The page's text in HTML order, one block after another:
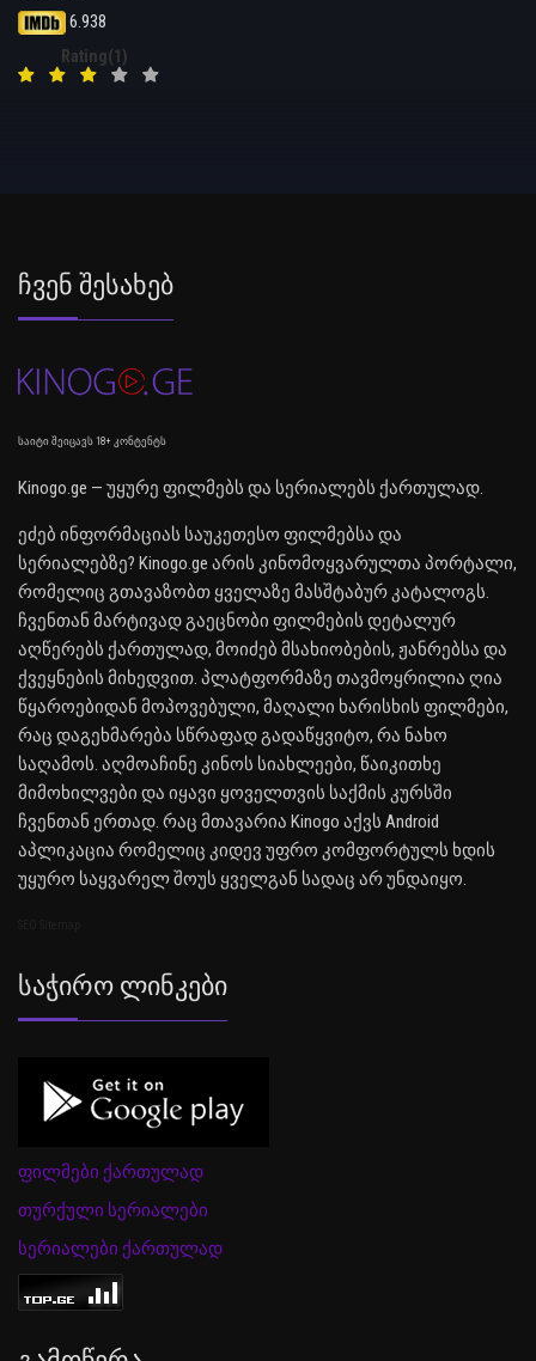
6.938
Rating(1)
Ჩვენ Შესახებ
საიტი შეიცავს 18+ კონტენტს
Kinogo.ge — უყურე ფილმებს და სერიალებს ქართულად.
ეძებ ინფორმაციას საუკეთესო ფილმებსა და
სერიალებზე? Kinogo.ge არის კინომოყვარულთა პორტალი,
რომელიც გთავაზობთ ყველაზე მასშტაბურ კატალოგს.
ჩვენთან მარტივად გაეცნობი ფილმების დეტალურ
აღწერებს ქართულად, მოიძებ მსახიობების, ჟანრებსა და
ქვეყნების მიხედვით. პლატფორმაზე თავმოყრილია ღია
წყაროებიდან მოპოვებული, მაღალი ხარისხის ფილმები,
რაც დაგეხმარება სწრაფად გადაწყვიტო, რა ნახო
საღამოს. აღმოაჩინე კინოს სიახლეები, წაიკითხე
მიმოხილვები და იყავი ყოველთვის საქმის კურსში
ჩვენთან ერთად. რაც მთავარია Kinogo აქვს Android
აპლიკაცია რომელიც კიდევ უფრო კომფორტულს ხდის
უყურო საყვარელ შოუს ყველგან სადაც არ უნდაიყო.
Საჭირო Ლინკები
ფილმები ქართულად
თურქული სერიალები
სერიალები ქართულად